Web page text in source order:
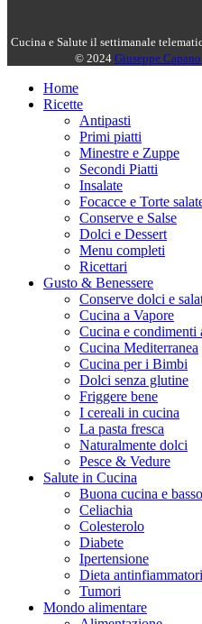
Cucina e Salute il settimanale
© 2024 Giuseppe Capano
Home
Ricette
Antipasti
Primi piatti
Minestre e Zuppe
Secondi Piatti
Insalate
Focacce e Torte
Conserve e Salse
Dolci e Dessert
Menu completi
Ricettari
Gusto & Benessere
Conserve dolci e
Cucina a Vapore
Cucina e condimenti
Cucina Mediterranea
Cucina per i Bimbi
Dolci senza glutine
Friggere bene
I cereali in cucina
La pasta fresca
Naturalmente dolci
Pesce & Vedure
Salute in Cucina
Buona cucina e
Celiachia
Colesterolo
Diabete
Ipertensione
Dieta
Tumori
Mondo alimentare